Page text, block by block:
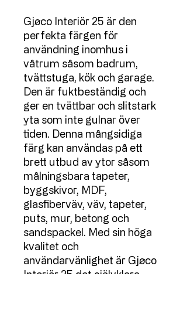
Gjøco Interiör 25 är den
perfekta färgen för
användning inomhus i
våtrum såsom badrum,
tvättstuga, kök och garage.
Den är fuktbeständig och
ger en tvättbar och slitstark
yta som inte gulnar över
tiden. Denna mångsidiga
färg kan användas på ett
brett utbud av ytor såsom
målningsbara tapeter,
byggskivor, MDF,
glasfiberväv, väv, tapeter,
puts, mur, betong och
sandspackel. Med sin höga
kvalitet och
användarvänlighet är Gjøco
Interiör 25 det självklara